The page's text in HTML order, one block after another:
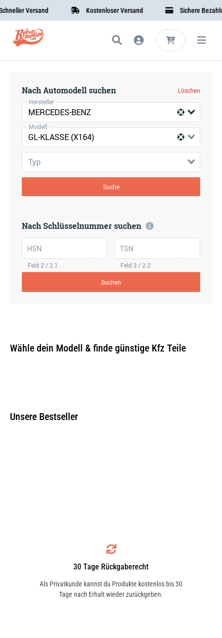
Versand Kostenloser Versand Sichere Bezahlung
Nach Automodell suchen
Löschen
Hersteller
MERCEDES-BENZ
Modell
GL-KLASSE (X164)
Typ
Suche
Nach Schlüsselnummer suchen
HSN
Feld 2 / 2.1
TSN
Feld 3 / 2.2
Suchen
Wähle dein Modell & finde günstige Kfz Teile
Unsere Bestseller
30 Tage Rückgaberecht
Als Privatkunde kannst du Produkte kostenlos bis 30
Tage nach Erhalt wieder zurückgeben.